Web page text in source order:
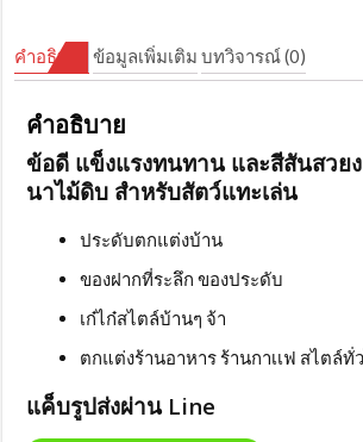
คำอธิบาย ข้อมูลเพิ่มเติม บทวิจารณ์ (0)
คำอธิบาย
ข้อดี แข็งแรงทนทาน และสีสันสวย
นาไม้ดิบ สำหรับสัตว์แทะเล่น
ประดับตกแต่งบ้าน
ของฝากที่ระลึก ของประดับ
เก๋ไก๋สไตล์บ้านๆ จ้า
ตกแต่งร้านอาหาร ร้านกาเเฟ สไตล์ทั่
แค็บรูปส่งผ่าน Line